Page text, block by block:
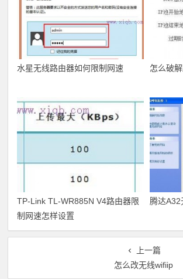
水星无线路由器如何限制网速 怎么破
TP-Link TL-WR885N V4路由器限
制网速怎样设置
腾达A32
上一篇
怎么改无线wifiip